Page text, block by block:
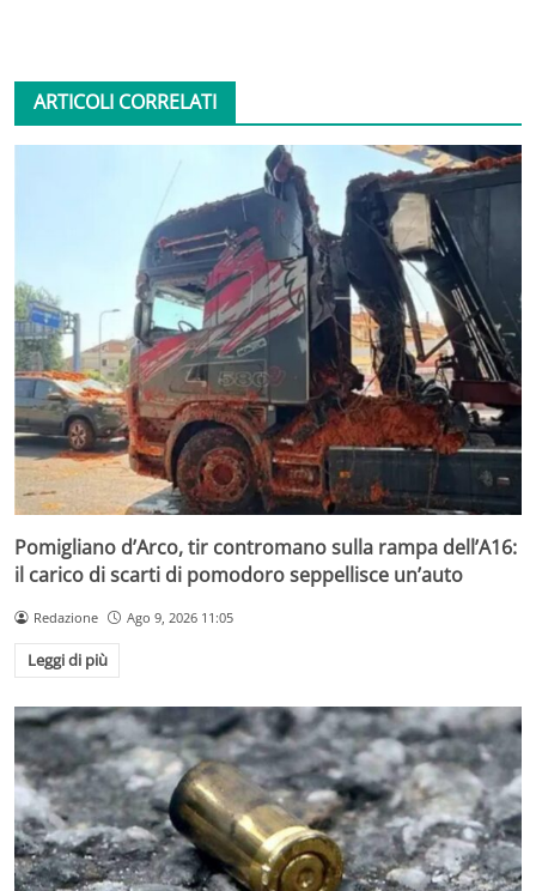
ARTICOLI CORRELATI
Pomigliano d’Arco, tir contromano sulla rampa dell’A16:
il carico di scarti di pomodoro seppellisce un’auto
Redazione Ago 9, 2026 11:05
Leggi di più